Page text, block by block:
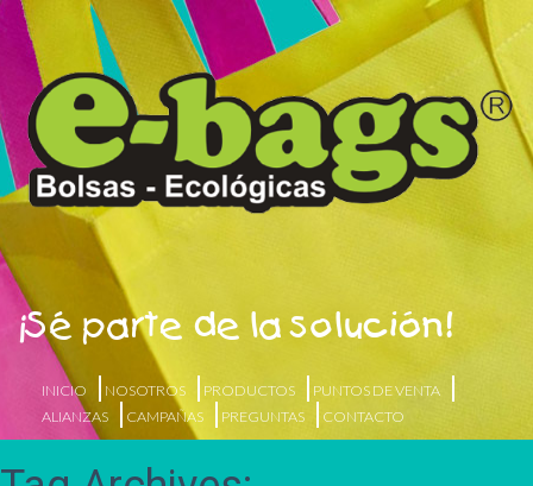
¡Sé parte de la solución!
INICIO NOSOTROS PRODUCTOS
PUNTOS DE VENTA
ALIANZAS
CAMPAÑAS PREGUNTAS CONTACTO